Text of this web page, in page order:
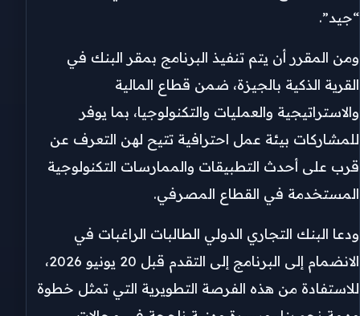
“جيد”.
ومن المقرر أن يتم تنفيذ البرنامج بمقر البنك في
القرية الذكية بالجيزة، ضمن قطاع المالية
والاستراتيجية والعمليات والتكنولوجيا، بما يوفر
للمشاركات بيئة عمل احترافية تتيح لهن التعرف عن
قرب على أحدث التطبيقات والممارسات التكنولوجية
المستخدمة في القطاع المصرفي.
ودعا البنك التجاري الدولي الطالبات الراغبات في
الانضمام إلى البرنامج إلى التقدم قبل 20 يونيو 2026،
للاستفادة من هذه الفرصة التطويرية التي تمثل خطوة